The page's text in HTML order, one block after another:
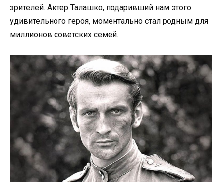
зрителей. Актер Талашко, подаривший нам этого
удивительного героя, моментально стал родным для
миллионов советских семей.